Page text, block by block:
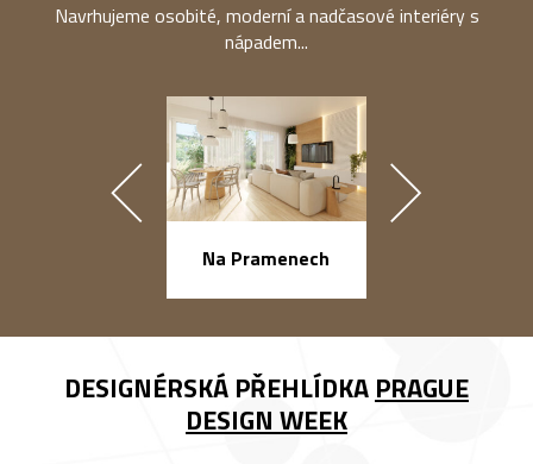
Navrhujeme osobité, moderní a nadčasové interiéry s
nápadem...
Na Pramenech
DESIGNÉRSKÁ PŘEHLÍDKA PRAGUE
DESIGN WEEK